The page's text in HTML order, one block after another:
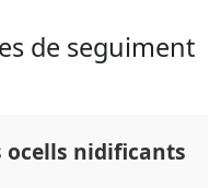
de seguiment
ocells nidificants